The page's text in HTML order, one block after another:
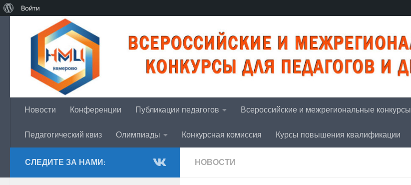
Войти
Перейти к содержимому
Новости Конференции Публикации педагогов Всероссийские и межрегиональные конкурсы
Педагогический квиз Олимпиады Конкурсная комиссия Курсы повышения квалификации
НОВОСТИ
СЛЕДИТЕ ЗА НАМИ: